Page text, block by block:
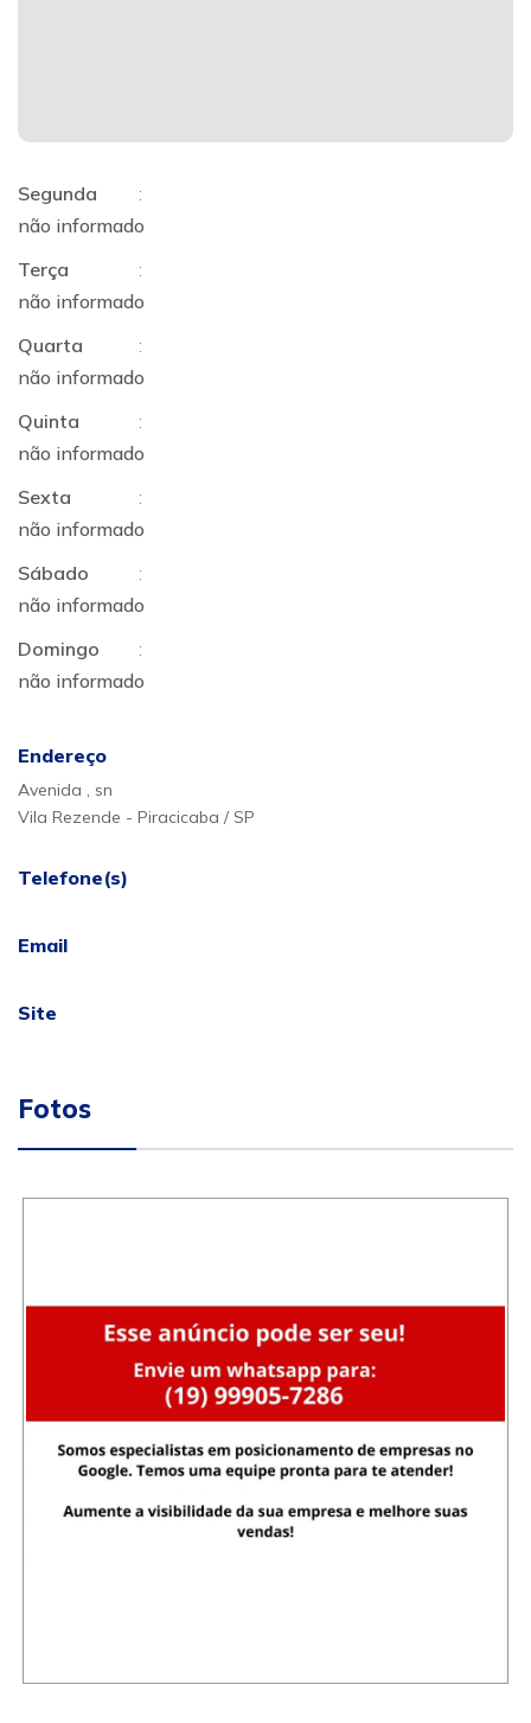
Segunda
:
não informado
Terça
:
não informado
Quarta
:
não informado
Quinta
:
não informado
Sexta
:
não informado
Sábado
:
não informado
Domingo
:
não informado
Endereço
Avenida , sn
Vila Rezende - Piracicaba / SP
Telefone(s)
Email
Site
Fotos